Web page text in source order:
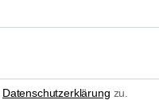
Datenschutzerklärung zu.